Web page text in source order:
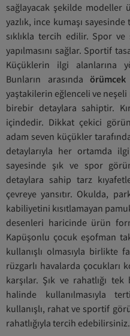
sağlayacak şekilde modeller
yazlık, ince kumaşı
sıklıkla tercih edilir. Spor
yapılmasını sağlar. Sportif
Küçüklerin ilgi alanlarına
Bunların arasında
yaştakilerin eğlenceli ve
birebir detaylara sahiptir.
içindedir. Dikkat çekici
adam seven küçükler
detaylarıyla her ortamda
sayesinde şık ve spor
detaylara sahip tarz
çevreye yansıtır. Okulda,
kabiliyetini kısıtlamayan
desenleri haricinde ürün
Kapüşonlu çocuk eşofman
kullanışlı olmasıyla birlikte
rüzgarlı havalarda çocukları
karşılar. Şık ve rahatlığı
halinde kullanılmasıyla
kullanışlı, rahat ve sportif
rahatlığıyla tercih edebilirsiniz.